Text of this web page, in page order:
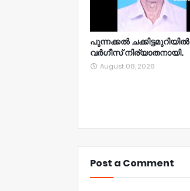
പുന്നക്കൽ ചക്കിട്ടമുറിയിൽ
വർഗീസ് നിര്യാതനായി.
August 08, 2026
Post a Comment